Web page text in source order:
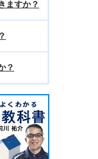
ますか？
？